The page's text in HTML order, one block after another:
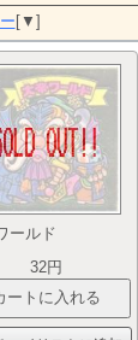
[▼]
ールド
32円